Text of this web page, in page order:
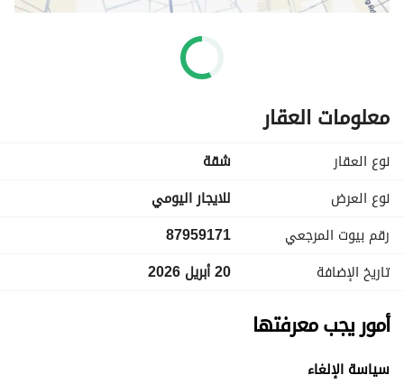
معلومات العقار
نوع العقار
شقة
نوع العرض
للايجار اليومي
رقم بيوت المرجعي
87959171
تاريخ الإضافة
20 أبريل 2026
أمور يجب معرفتها
سياسة الإلغاء